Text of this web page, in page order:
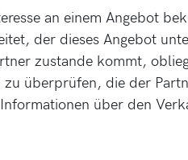
an einem Angebot
der dieses Angebot
zustande kommt,
überprüfen, die der
über den